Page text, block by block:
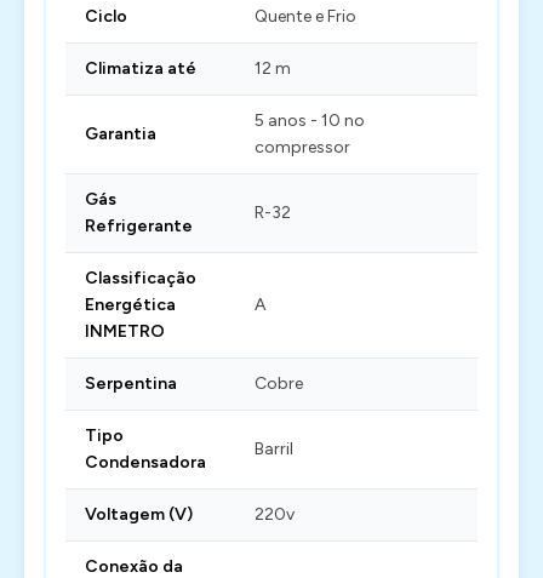
Ciclo Quente e Frio
Climatiza até 12 m
Garantia
5 anos - 10 no
compressor
Gás
Refrigerante
R-32
Classificação
Energética
INMETRO
A
Serpentina Cobre
Tipo
Condensadora
Barril
Voltagem (V) 220v
Conexão da